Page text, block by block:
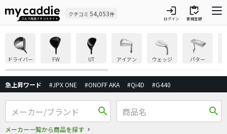
クチコミ 54,053件 login
ログイン
inventory
新規登録
ドライバー FW UT アイアン ウェッジ パター
急上昇ワード #JPX ONE #ONOFF AKA #Qi4D #G440
search
メーカー一覧から商品を探す
search